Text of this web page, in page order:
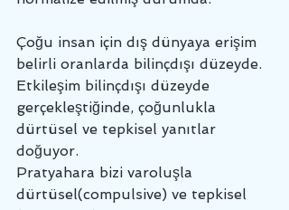
Çoğu insan için dış dünyaya erişim
belirli oranlarda bilinçdışı düzeyde.
Etkileşim bilinçdışı düzeyde
gerçekleştiğinde, çoğunlukla
dürtüsel ve tepkisel yanıtlar
doğuyor.
Pratyahara bizi varoluşla
dürtüsel(compulsive) ve tepkisel